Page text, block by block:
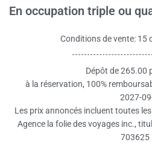
En occupation triple ou
Conditions de vente: 15
Dépôt de 265.00
à la réservation, 100%
2027-
Les prix annoncés incluent toutes
Agence la folie des voyages inc.,
703625